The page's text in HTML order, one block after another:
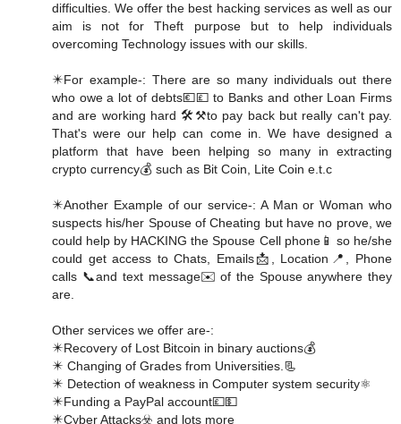
difficulties. We offer the best hacking services as well as our
aim is not for Theft purpose but to help individuals
overcoming Technology issues with our skills.
✴️For example-: There are so many individuals out there
who owe a lot of debts💶💷 to Banks and other Loan Firms
and are working hard 🛠️⚒️to pay back but really can't pay.
That's were our help can come in. We have designed a
platform that have been helping so many in extracting
crypto currency💰 such as Bit Coin, Lite Coin e.t.c
✴️Another Example of our service-: A Man or Woman who
suspects his/her Spouse of Cheating but have no prove, we
could help by HACKING the Spouse Cell phone📱 so he/she
could get access to Chats, Emails📩, Location📍, Phone
calls 📞and text message✉️ of the Spouse anywhere they
are.
Other services we offer are-:
✴️Recovery of Lost Bitcoin in binary auctions💰
✴️ Changing of Grades from Universities.📃
✴️ Detection of weakness in Computer system security⚛️
✴️Funding a PayPal account💷💵
✴️Cyber Attacks☣️ and lots more